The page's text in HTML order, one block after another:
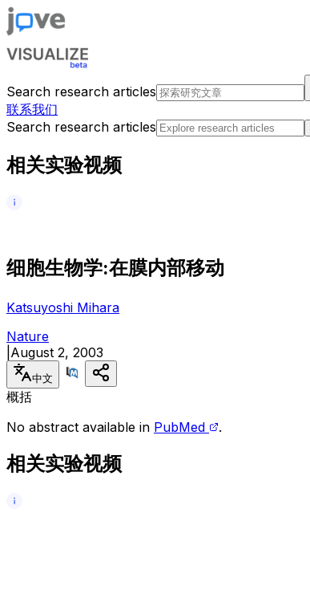
Search research articles
联系我们
Search research articles
相关实验视频
细胞生物学:在膜内部移动
Katsuyoshi Mihara
Nature
August 2, 2003
中文
概括
No abstract available in PubMed .
相关实验视频